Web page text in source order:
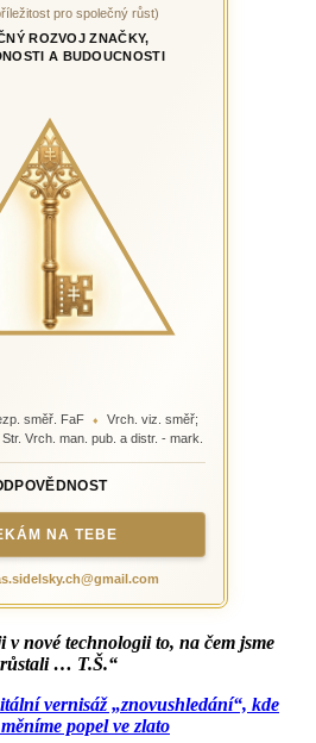
pro společný růst)
ROZVOJ ZNAČKY,
A BUDOUCNOSTI
směř. FaF ♦
Vrch. viz. směř;
Str. Vrch. man. pub. a distr. - mark.
NA TEBE
nové technologii to, na čem jsme
… T.Š.“
vernisáž „znovushledání“, kde
popel ve zlato